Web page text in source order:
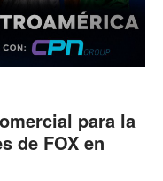
para la
de FOX en